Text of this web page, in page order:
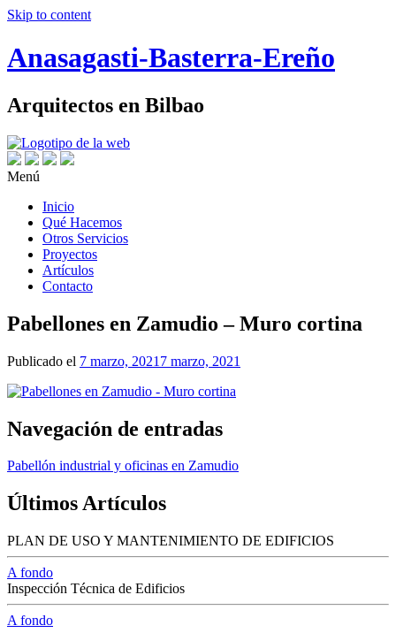
Skip to content
Anasagasti-Basterra-Ereño
Arquitectos en Bilbao
Menú
Inicio
Qué Hacemos
Otros Servicios
Proyectos
Artículos
Contacto
Pabellones en Zamudio – Muro cortina
Publicado el 7 marzo, 2021 7 marzo, 2021
Navegación de entradas
Pabellón industrial y oficinas en Zamudio
Últimos Artículos
PLAN DE USO Y MANTENIMIENTO DE EDIFICIOS
A fondo
Inspección Técnica de Edificios
A fondo